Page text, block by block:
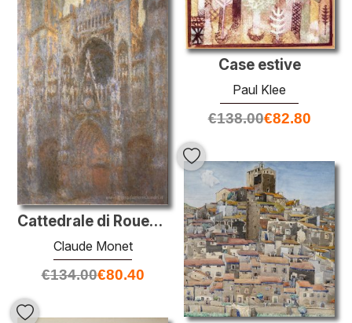
Case estive
Paul Klee
€138.00€82.80
Cattedrale di Rouen 02
Claude Monet
€134.00€80.40